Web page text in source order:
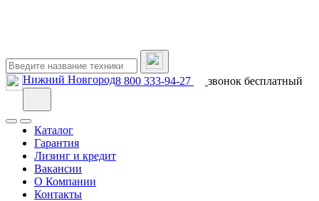
Нижний Новгород8 800 333-94-27 звонок бесплатный
Каталог
Гарантия
Лизинг и кредит
Вакансии
О Компании
Контакты